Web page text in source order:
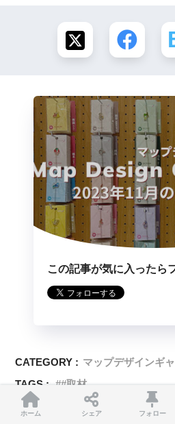
この記事が気に入ったら
CATEGORY : マップデザインギ
TAGS :
#取材
ホーム シェア フォロー